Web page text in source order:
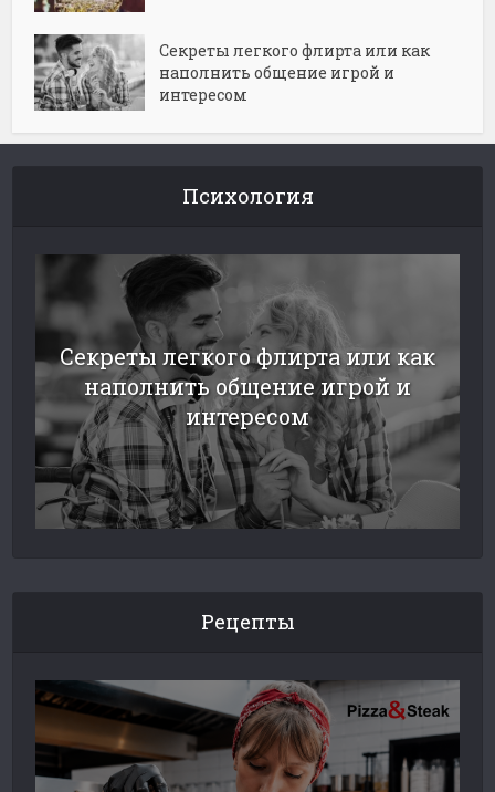
Секреты легкого флирта или как
наполнить общение игрой и
интересом
Психология
Секреты легкого флирта или как
наполнить общение игрой и
интересом
Рецепты